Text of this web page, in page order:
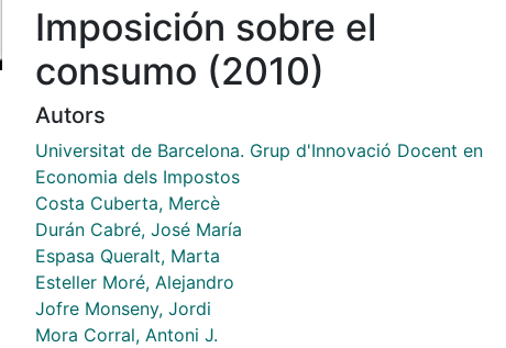
Imposición sobre el
consumo (2010)
Autors
Universitat de Barcelona. Grup d'Innovació Docent en
Economia dels Impostos
Costa Cuberta, Mercè
Durán Cabré, José María
Espasa Queralt, Marta
Esteller Moré, Alejandro
Jofre Monseny, Jordi
Mora Corral, Antoni J.